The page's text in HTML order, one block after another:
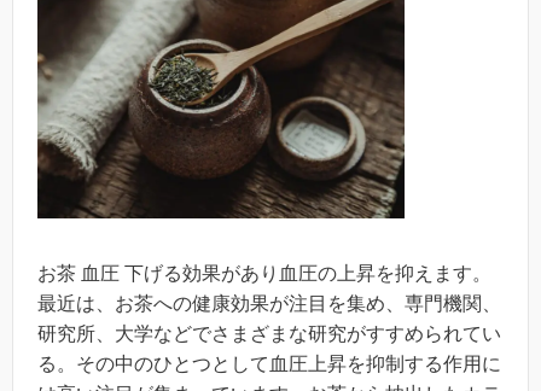
お茶 血圧 下げる効果があり血圧の上昇を抑えます。
最近は、お茶への健康効果が注目を集め、専門機関、
研究所、大学などでさまざまな研究がすすめられてい
る。その中のひとつとして血圧上昇を抑制する作用に